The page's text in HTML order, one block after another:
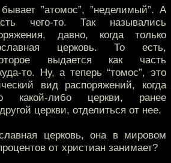
”атомос”, ”неделимый”. А
чего-то. Так назывались
давно, когда только
церковь. То есть,
выдается как часть
то. Ну, а теперь “томос”, это
вид распоряжений, когда
какой-либо церкви, ранее
церкви, отделиться от нее.
церковь, она в мировом
от христиан занимает?